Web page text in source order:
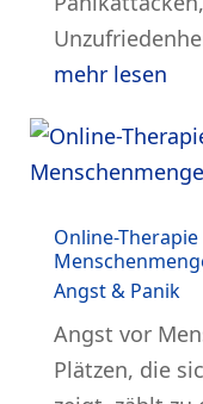
mehr lesen
Online-
Angst & Panik
Angst vor
Plätzen, die